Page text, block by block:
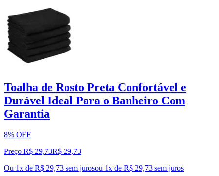
Toalha de Rosto Preta Confortável e
Durável Ideal Para o Banheiro Com
Garantia
8% OFF
Preço R$ 29,73R$ 29,73
Ou 1x de R$ 29,73 sem jurosou 1x de R$ 29,73 sem juros